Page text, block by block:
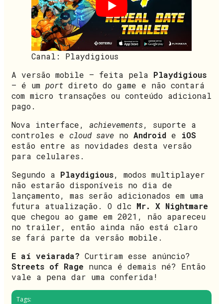
Canal: Playdigious
A versão mobile – feita pela Playdigious
– é um port direto do game e não contará
com micro transações ou conteúdo adicional
pago.
Nova interface, achievements, suporte a
controles e cloud save no Android e iOS
estão entre as novidades desta versão
para celulares.
Segundo a Playdigious, modos multiplayer
não estarão disponíveis no dia de
lançamento, mas serão adicionados em uma
futura atualização. O dlc Mr. X Nightmare
que chegou ao game em 2021, não apareceu
no trailer, então ainda não está claro
se fará parte da versão mobile.
E aí veiarada? Curtiram esse anúncio?
Streets of Rage nunca é demais né? Então
vale a pena dar uma conferida!
Tags: